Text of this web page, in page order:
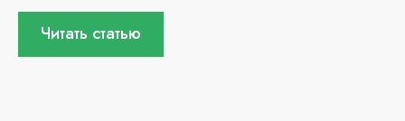
Читать статью